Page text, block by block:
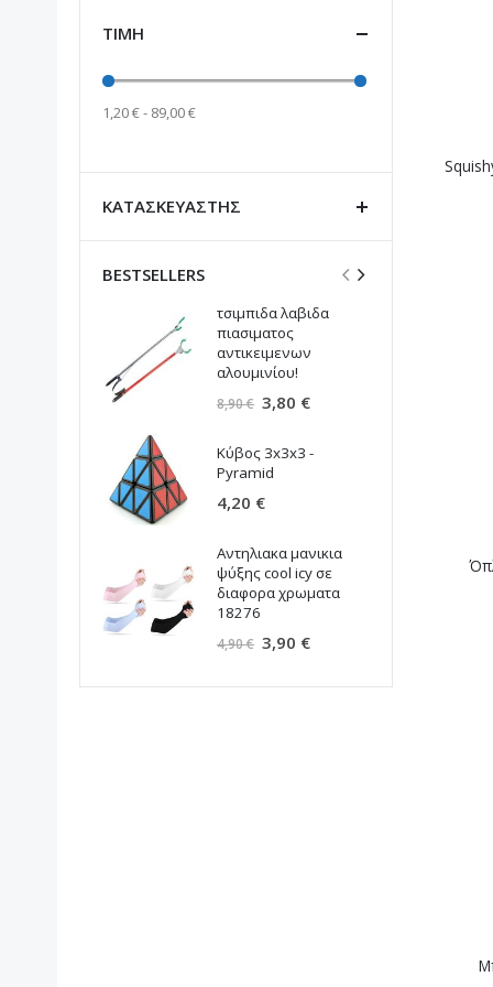
ΤΙΜΉ
1,20 € - 89,00 €
ΚΑΤΑΣΚΕΥΑΣΤΉΣ
BESTSELLERS
τσιμπιδα λαβιδα
πιασιματος
αντικειμενων
αλουμινίου!
8,90 € Ειδική
Τιμή
3,80 €
Κύβος 3x3x3 -
Pyramid
4,20 €
Αντηλιακα μανικια
ψύξης cool icy σε
διαφορα χρωματα
18276
4,90 € Ειδική
Τιμή
3,90 €